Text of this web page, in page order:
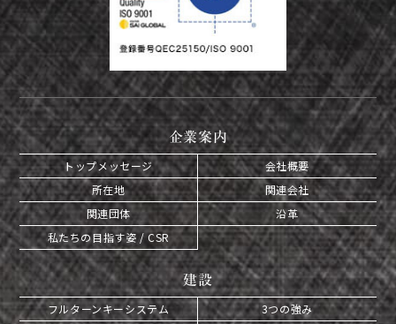
会社案内ダウンロード（PDF）
企業案内
トップメッセージ
会社概要
所在地
関連会社
関連団体
沿革
私たちの目指す姿 / CSR
建設
フルターンキーシステム
3つの強み